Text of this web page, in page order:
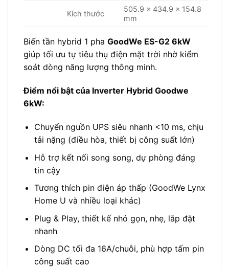
Kích thước
505.9 × 434.9 × 154.8
mm
Biến tần hybrid 1 pha GoodWe ES-G2 6kW
giúp tối ưu tự tiêu thụ điện mặt trời nhờ kiểm
soát dòng năng lượng thông minh.
Điểm nổi bật của Inverter Hybrid Goodwe
6kW:
Chuyển nguồn UPS siêu nhanh <10 ms, chịu
tải nặng (điều hòa, thiết bị công suất lớn)
Hỗ trợ kết nối song song, dự phòng đáng
tin cậy
Tương thích pin điện áp thấp (GoodWe Lynx
Home U và nhiều loại khác)
Plug & Play, thiết kế nhỏ gọn, nhẹ, lắp đặt
nhanh
Dòng DC tối đa 16A/chuỗi, phù hợp tấm pin
công suất cao